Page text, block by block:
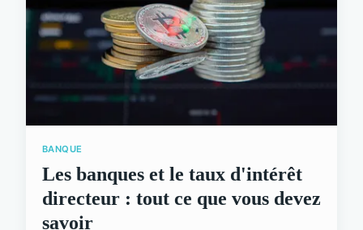
BANQUE
Les banques et le taux d'intérêt
directeur : tout ce que vous devez
savoir